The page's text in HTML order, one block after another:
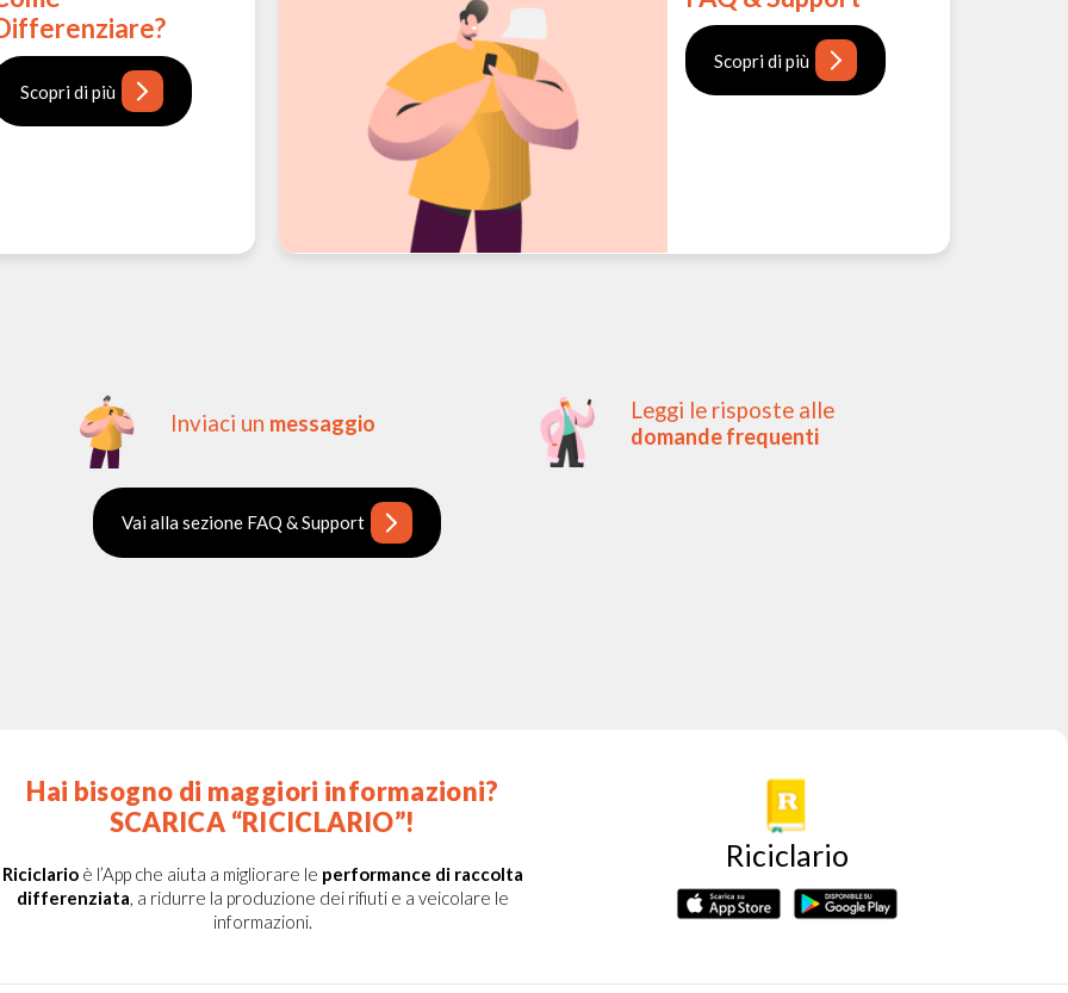
Scopri di più
Scopri di più
Inviaci un messaggio
Leggi le risposte alle
domande frequenti
Vai alla sezione FAQ & Support
Hai bisogno di maggiori informazioni?
SCARICA “RICICLARIO”!
Riciclarioè l’App che aiuta a migliorare le performance di raccolta
differenziata, a ridurre la produzione dei rifiuti e a veicolare le
informazioni.
Riciclario